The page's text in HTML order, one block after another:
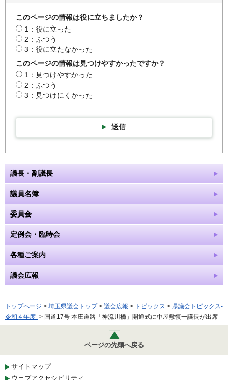
このページの情報は役に立ちましたか？
1：役に立った
2：ふつう
3：役に立たなかった
このページの情報は見つけやすかったですか？
1：見つけやすかった
2：ふつう
3：見つけにくかった
送信
議長・副議長
議員名簿
委員会
定例会・臨時会
各種ご案内
議会広報
トップページ > 埼玉県議会トップ> 議会広報 > トピックス > 県議会トピックス-
令和４年度- > 国道17号 本庄道路「神流川橋」開通式に中屋敷慎一議長が出席
ページの先頭へ戻る
サイトマップ
ウェブアクセシビリティ